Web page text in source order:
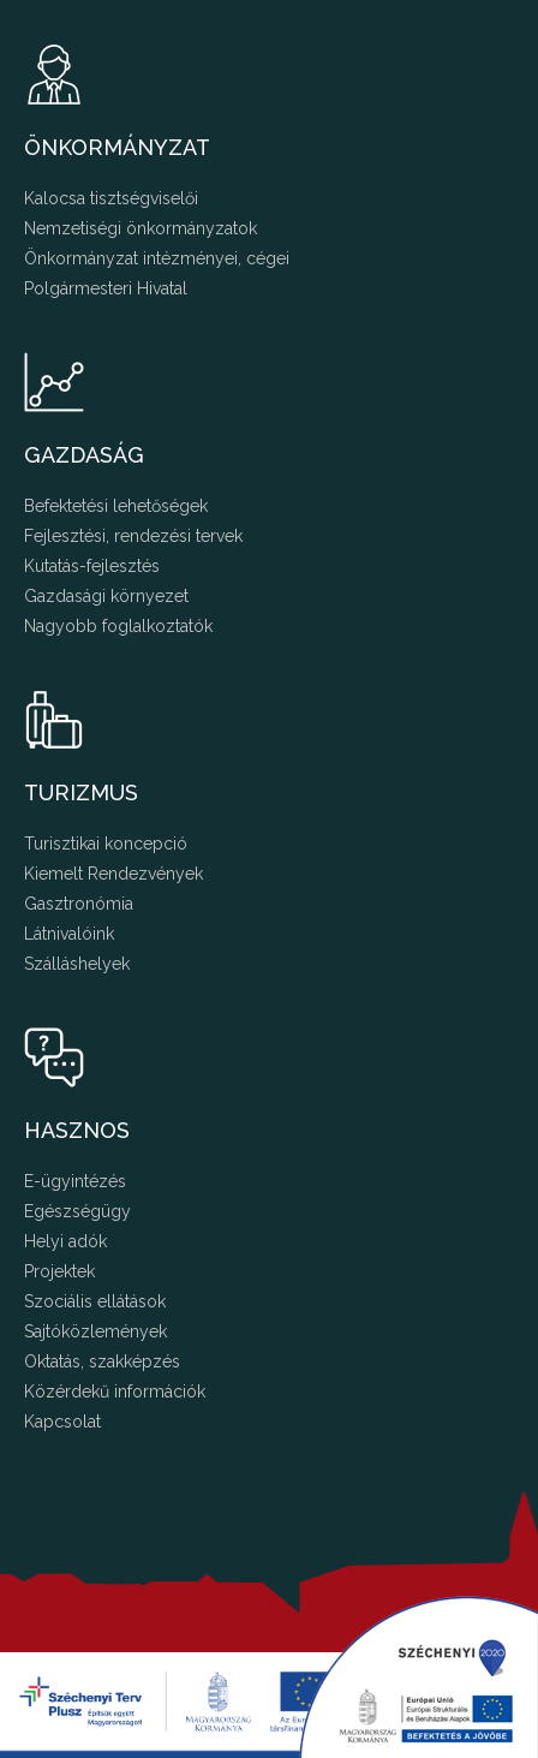
ÖNKORMÁNYZAT
Kalocsa tisztségviselői
Nemzetiségi önkormányzatok
Önkormányzat intézményei, cégei
Polgármesteri Hivatal
GAZDASÁG
Befektetési lehetőségek
Fejlesztési, rendezési tervek
Kutatás-fejlesztés
Gazdasági környezet
Nagyobb foglalkoztatók
TURIZMUS
Turisztikai koncepció
Kiemelt Rendezvények
Gasztronómia
Látnivalóink
Szálláshelyek
HASZNOS
E-ügyintézés
Egészségügy
Helyi adók
Projektek
Szociális ellátások
Sajtóközlemények
Oktatás, szakképzés
Közérdekű információk
Kapcsolat
Copyright © 2026 Kalocsa.hu Minden jog fenntartva!